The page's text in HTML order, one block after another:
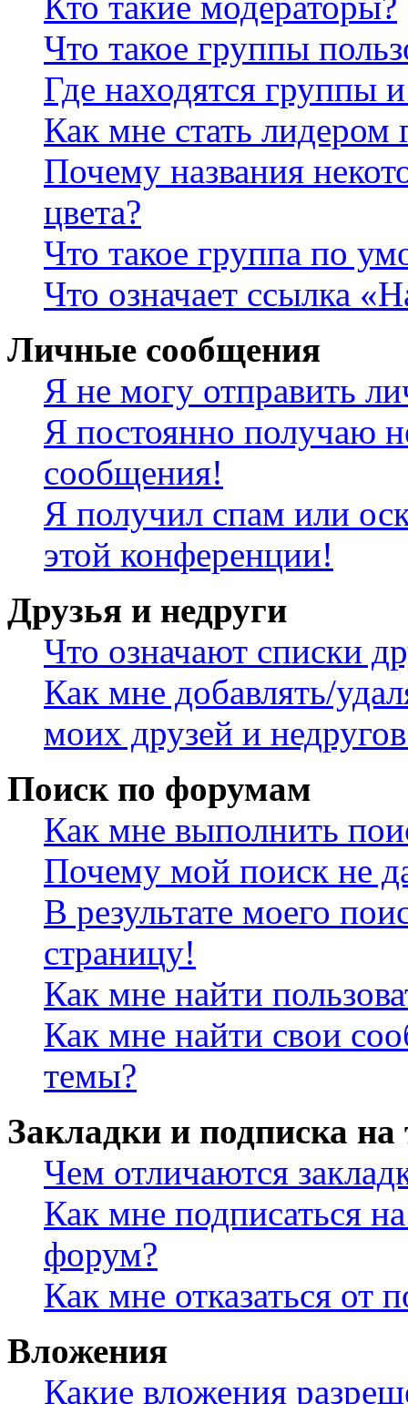
Что такое группы
Где находятся группы
Как мне стать лидером
Почему названия
цвета?
Что такое группа по
Что означает ссылка
Личные сообщения
Я не могу отправить
Я постоянно получаю
сообщения!
Я получил спам или
этой конференции!
Друзья и недруги
Что означают списки
Как мне добавлять/
моих друзей и
Поиск по форумам
Как мне выполнить
Почему мой поиск не
В результате моего
страницу!
Как мне найти
Как мне найти свои
темы?
Закладки и подписка
Чем отличаются
Как мне подписаться
форум?
Как мне отказаться от
Вложения
Какие вложения